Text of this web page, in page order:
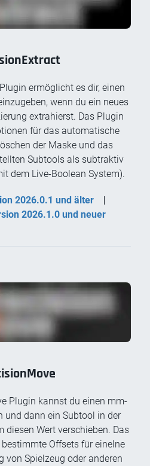
ermöglicht es dir, einen
wenn du ein neues
extrahierst. Das Plugin
für das automatische
der Maske und das
Subtools als subtraktiv
dem Live-Boolean System).
2026.0.1 und älter
2026.1.0 und neuer
Plugin kannst du einen mm-
und dann ein Subtool in der
diesen Wert verschieben. Das
Offsets für einelne
von Spielzeug oder anderen